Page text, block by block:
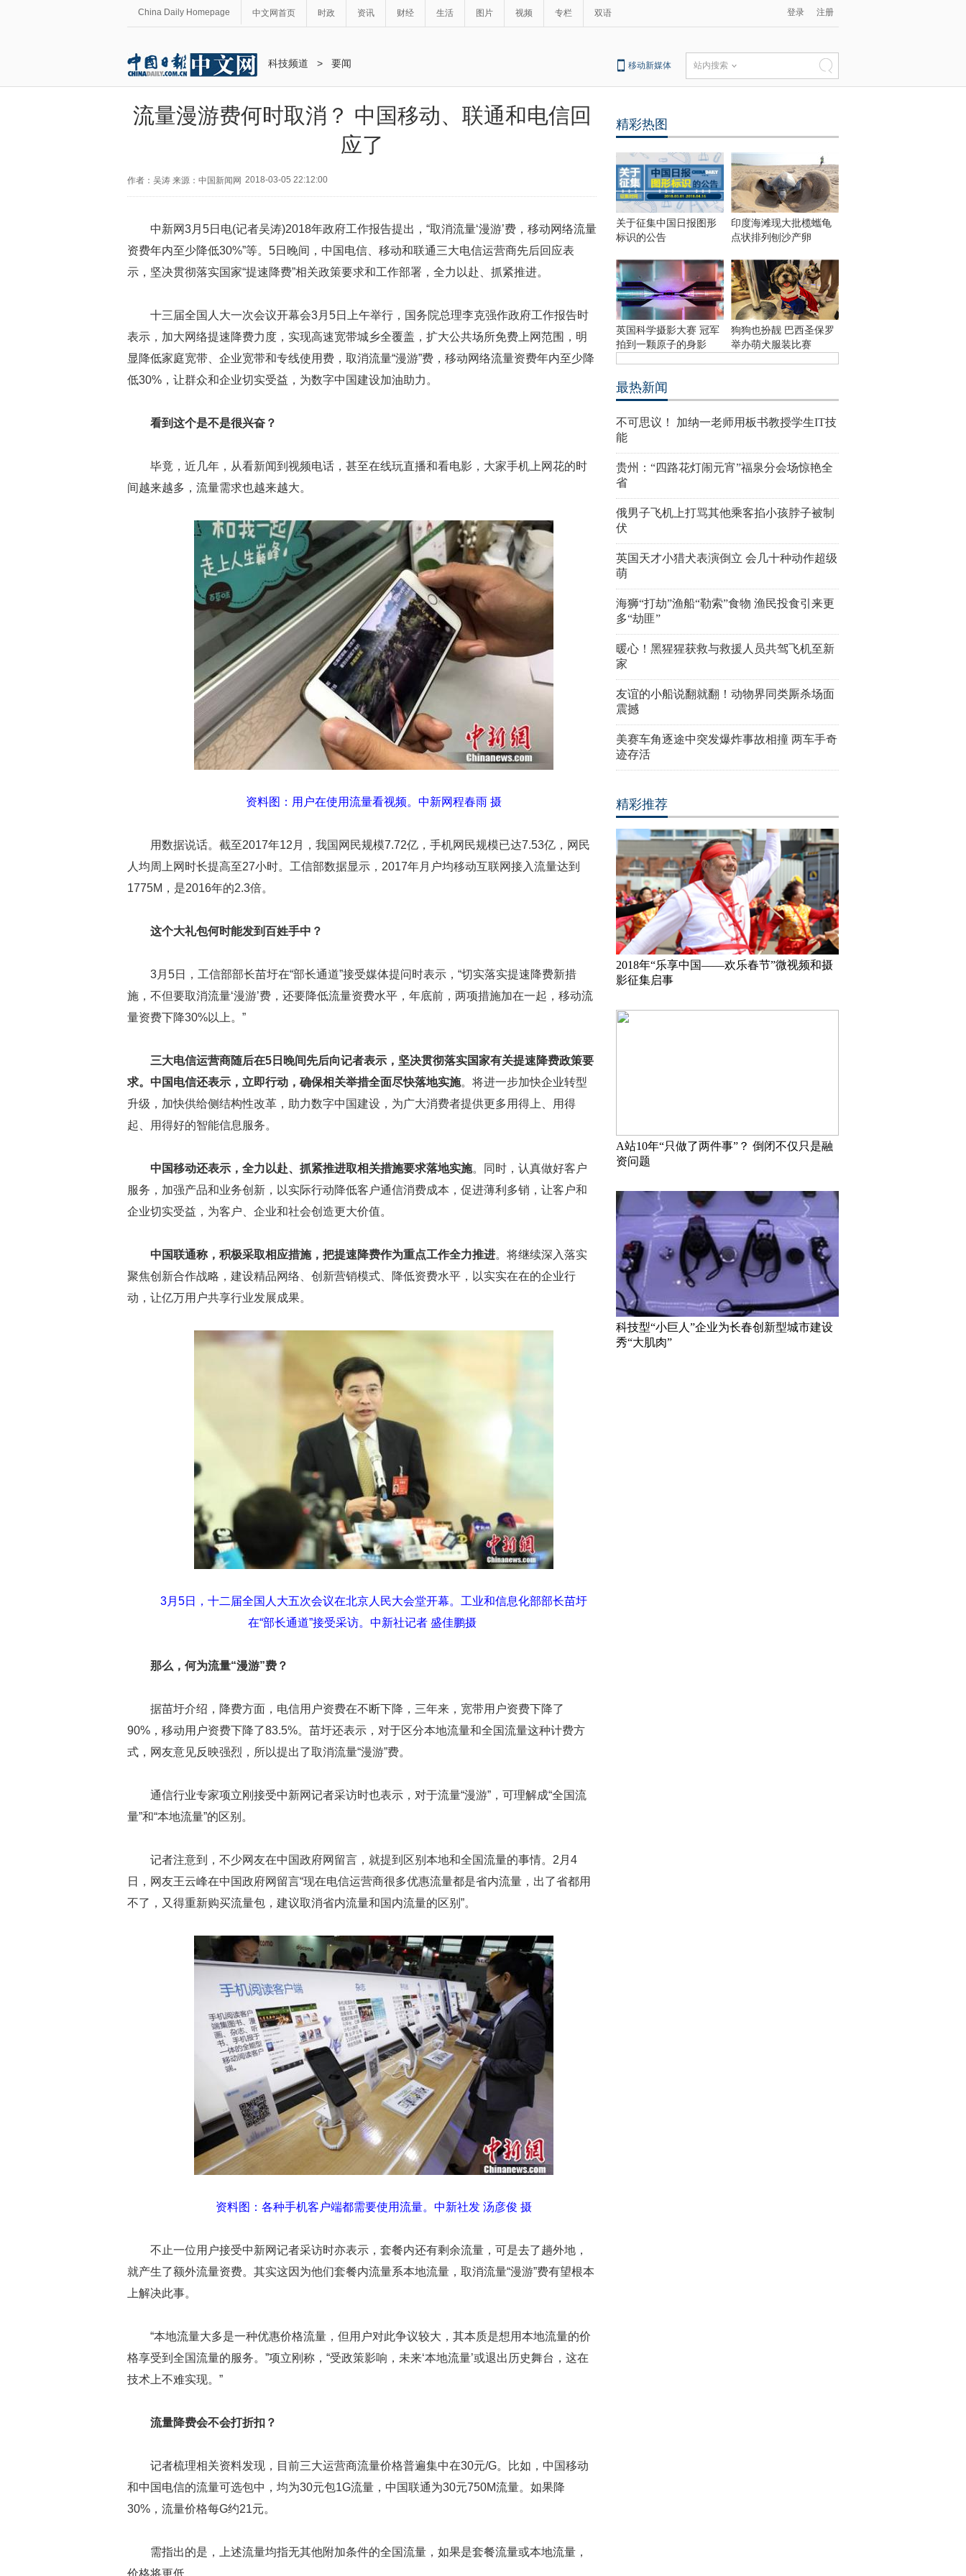
China Daily Homepage 中文网首页 时政 资讯 财经 生活 图片 视频 专栏 双语 登录 注册
科技频道 > 要闻 移动新媒体 站内搜索
流量漫游费何时取消？ 中国移动、联通和电信回
应了
作者：吴涛 来源：中国新闻网 2018-03-05 22:12:00
中新网3月5日电(记者吴涛)2018年政府工作报告提出，“取消流量‘漫游’费，移动网络流量
资费年内至少降低30%”等。5日晚间，中国电信、移动和联通三大电信运营商先后回应表
示，坚决贯彻落实国家“提速降费”相关政策要求和工作部署，全力以赴、抓紧推进。
十三届全国人大一次会议开幕会3月5日上午举行，国务院总理李克强作政府工作报告时
表示，加大网络提速降费力度，实现高速宽带城乡全覆盖，扩大公共场所免费上网范围，明
显降低家庭宽带、企业宽带和专线使用费，取消流量“漫游”费，移动网络流量资费年内至少降
低30%，让群众和企业切实受益，为数字中国建设加油助力。
看到这个是不是很兴奋？
毕竟，近几年，从看新闻到视频电话，甚至在线玩直播和看电影，大家手机上网花的时
间越来越多，流量需求也越来越大。
资料图：用户在使用流量看视频。中新网程春雨 摄
用数据说话。截至2017年12月，我国网民规模7.72亿，手机网民规模已达7.53亿，网民
人均周上网时长提高至27小时。工信部数据显示，2017年月户均移动互联网接入流量达到
1775M，是2016年的2.3倍。
这个大礼包何时能发到百姓手中？
3月5日，工信部部长苗圩在“部长通道”接受媒体提问时表示，“切实落实提速降费新措
施，不但要取消流量‘漫游’费，还要降低流量资费水平，年底前，两项措施加在一起，移动流
量资费下降30%以上。”
三大电信运营商随后在5日晚间先后向记者表示，坚决贯彻落实国家有关提速降费政策要
求。中国电信还表示，立即行动，确保相关举措全面尽快落地实施。将进一步加快企业转型
升级，加快供给侧结构性改革，助力数字中国建设，为广大消费者提供更多用得上、用得
起、用得好的智能信息服务。
中国移动还表示，全力以赴、抓紧推进取相关措施要求落地实施。同时，认真做好客户
服务，加强产品和业务创新，以实际行动降低客户通信消费成本，促进薄利多销，让客户和
企业切实受益，为客户、企业和社会创造更大价值。
中国联通称，积极采取相应措施，把提速降费作为重点工作全力推进。将继续深入落实
聚焦创新合作战略，建设精品网络、创新营销模式、降低资费水平，以实实在在的企业行
动，让亿万用户共享行业发展成果。
3月5日，十二届全国人大五次会议在北京人民大会堂开幕。工业和信息化部部长苗圩
在“部长通道”接受采访。中新社记者 盛佳鹏摄
那么，何为流量“漫游”费？
据苗圩介绍，降费方面，电信用户资费在不断下降，三年来，宽带用户资费下降了
90%，移动用户资费下降了83.5%。苗圩还表示，对于区分本地流量和全国流量这种计费方
式，网友意见反映强烈，所以提出了取消流量“漫游”费。
通信行业专家项立刚接受中新网记者采访时也表示，对于流量“漫游”，可理解成“全国流
量”和“本地流量”的区别。
记者注意到，不少网友在中国政府网留言，就提到区别本地和全国流量的事情。2月4
日，网友王云峰在中国政府网留言“现在电信运营商很多优惠流量都是省内流量，出了省都用
不了，又得重新购买流量包，建议取消省内流量和国内流量的区别”。
资料图：各种手机客户端都需要使用流量。中新社发 汤彦俊 摄
不止一位用户接受中新网记者采访时亦表示，套餐内还有剩余流量，可是去了趟外地，
就产生了额外流量资费。其实这因为他们套餐内流量系本地流量，取消流量“漫游”费有望根本
上解决此事。
“本地流量大多是一种优惠价格流量，但用户对此争议较大，其本质是想用本地流量的价
格享受到全国流量的服务。”项立刚称，“受政策影响，未来‘本地流量’或退出历史舞台，这在
技术上不难实现。”
流量降费会不会打折扣？
记者梳理相关资料发现，目前三大运营商流量价格普遍集中在30元/G。比如，中国移动
和中国电信的流量可选包中，均为30元包1G流量，中国联通为30元750M流量。如果降
30%，流量价格每G约21元。
需指出的是，上述流量均指无其他附加条件的全国流量，如果是套餐流量或本地流量，
价格将更低。
精彩热图
关于征集中国日报图形
标识的公告
印度海滩现大批榄蠵龟
点状排列刨沙产卵
英国科学摄影大赛 冠军
拍到一颗原子的身影
狗狗也扮靓 巴西圣保罗
举办萌犬服装比赛
最热新闻
不可思议！ 加纳一老师用板书教授学生IT技
能
贵州：“四路花灯闹元宵”福泉分会场惊艳全
省
俄男子飞机上打骂其他乘客掐小孩脖子被制
伏
英国天才小猎犬表演倒立 会几十种动作超级
萌
海狮“打劫”渔船“勒索”食物 渔民投食引来更
多“劫匪”
暖心！黑猩猩获救与救援人员共驾飞机至新
家
友谊的小船说翻就翻！动物界同类厮杀场面
震撼
美赛车角逐途中突发爆炸事故相撞 两车手奇
迹存活
精彩推荐
2018年“乐享中国——欢乐春节”微视频和摄
影征集启事
A站10年“只做了两件事”？ 倒闭不仅只是融
资问题
科技型“小巨人”企业为长春创新型城市建设
秀“大肌肉”